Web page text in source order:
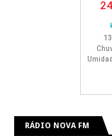
RÁDIO NOVA FM